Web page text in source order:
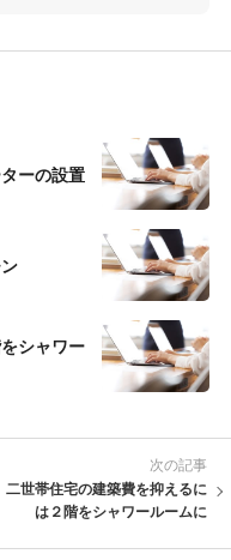
ーの設置
シャワー
次の記事
二世帯住宅の建築費を抑えるに
は２階をシャワールームに